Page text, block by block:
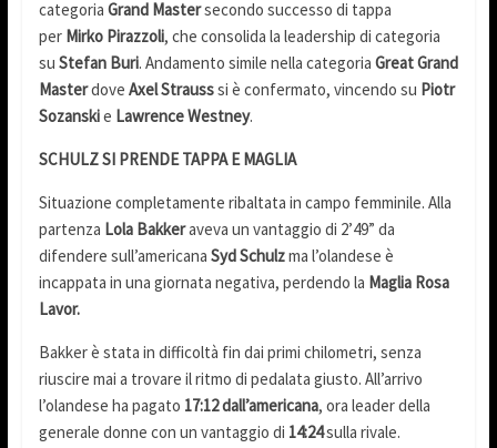
categoria Grand Mastersecondo successo di tappa
per Mirko Pirazzoli, che consolida la leadership di categoria
su Stefan Buri. Andamento simile nella categoria Great Grand
Masterdove Axel Strausssi è confermato, vincendo su Piotr
Sozanskie Lawrence Westney.
SCHULZ SI PRENDE TAPPA E MAGLIA
Situazione completamente ribaltata in campo femminile. Alla
partenza Lola Bakkeraveva un vantaggio di 2’49” da
difendere sull’americana Syd Schulzma l’olandese è
incappata in una giornata negativa, perdendo la Maglia Rosa
Lavor.
Bakker è stata in difficoltà fin dai primi chilometri, senza
riuscire mai a trovare il ritmo di pedalata giusto. All’arrivo
l’olandese ha pagato 17:12 dall’americana, ora leader della
generale donne con un vantaggio di 14:24sulla rivale.